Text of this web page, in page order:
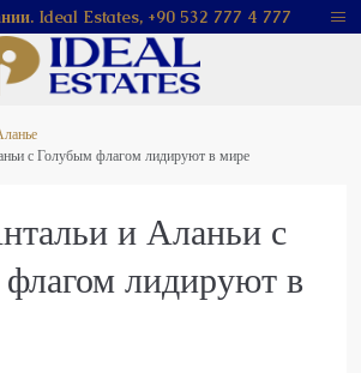
Ideal Estates, +90 532 777 4 777
с Голубым флагом лидируют в мире
и Аланьи с
лидируют в